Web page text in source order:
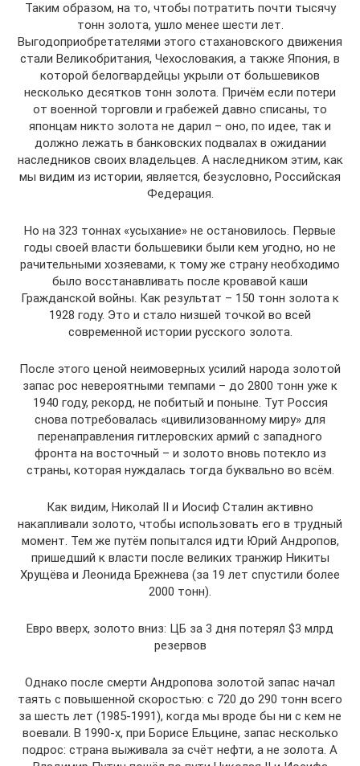
Таким образом, на то, чтобы потратить почти тысячу
тонн золота, ушло менее шести лет.
Выгодоприобретателями этого стахановского движения
стали Великобритания, Чехословакия, а также Япония, в
которой белогвардейцы укрыли от большевиков
несколько десятков тонн золота. Причём если потери
от военной торговли и грабежей давно списаны, то
японцам никто золота не дарил – оно, по идее, так и
должно лежать в банковских подвалах в ожидании
наследников своих владельцев. А наследником этим, как
мы видим из истории, является, безусловно, Российская
Федерация.
Но на 323 тоннах «усыхание» не остановилось. Первые
годы своей власти большевики были кем угодно, но не
рачительными хозяевами, к тому же страну необходимо
было восстанавливать после кровавой каши
Гражданской войны. Как результат – 150 тонн золота к
1928 году. Это и стало низшей точкой во всей
современной истории русского золота.
После этого ценой неимоверных усилий народа золотой
запас рос невероятными темпами – до 2800 тонн уже к
1940 году, рекорд, не побитый и поныне. Тут Россия
снова потребовалась «цивилизованному миру» для
перенаправления гитлеровских армий с западного
фронта на восточный – и золото вновь потекло из
страны, которая нуждалась тогда буквально во всём.
Как видим, Николай II и Иосиф Сталин активно
накапливали золото, чтобы использовать его в трудный
момент. Тем же путём попытался идти Юрий Андропов,
пришедший к власти после великих транжир Никиты
Хрущёва и Леонида Брежнева (за 19 лет спустили более
2000 тонн).
Евро вверх, золото вниз: ЦБ за 3 дня потерял $3 млрд
резервов
Однако после смерти Андропова золотой запас начал
таять с повышенной скоростью: с 720 до 290 тонн всего
за шесть лет (1985-1991), когда мы вроде бы ни с кем не
воевали. В 1990-х, при Борисе Ельцине, запас несколько
подрос: страна выживала за счёт нефти, а не золота. А